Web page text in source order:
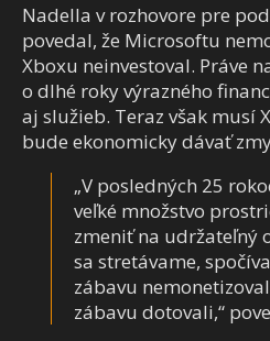
Nadella v rozhovore pre
povedal, že Microsoftu
Xboxu neinvestoval. Práve
o dlhé roky výrazného
aj služieb. Teraz však musí
bude ekonomicky dávať
„V posledných 25
veľké množstvo
zmeniť na udržateľný
sa stretávame,
zábavu
zábavu dotovali,“